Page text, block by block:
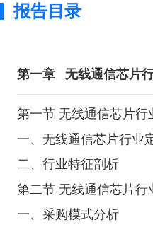
报告目录
第一章 无线通信芯片
第一节 无线通信芯片行
一、无线通信芯片行业
二、行业特征剖析
第二节 无线通信芯片行
一、采购模式分析